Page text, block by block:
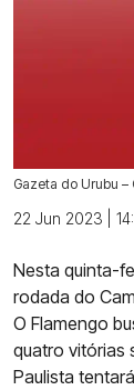
Gazeta do Urubu
22 Jun 2023 |
Nesta quinta-
rodada do
O Flamengo
quatro vitórias
Paulista